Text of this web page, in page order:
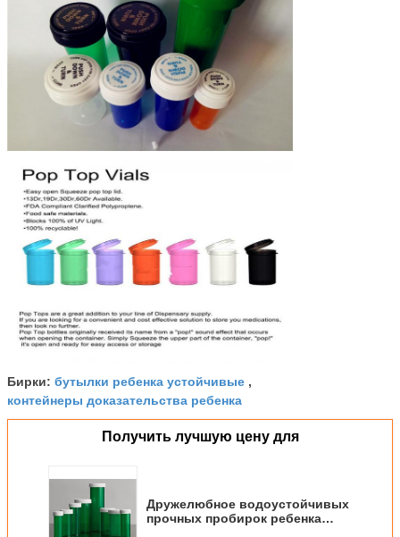
Бирки: бутылки ребенка устойчивые ,
контейнеры доказательства ребенка
Получить лучшую цену для
Дружелюбное водоустойчивых
прочных пробирок ребенка